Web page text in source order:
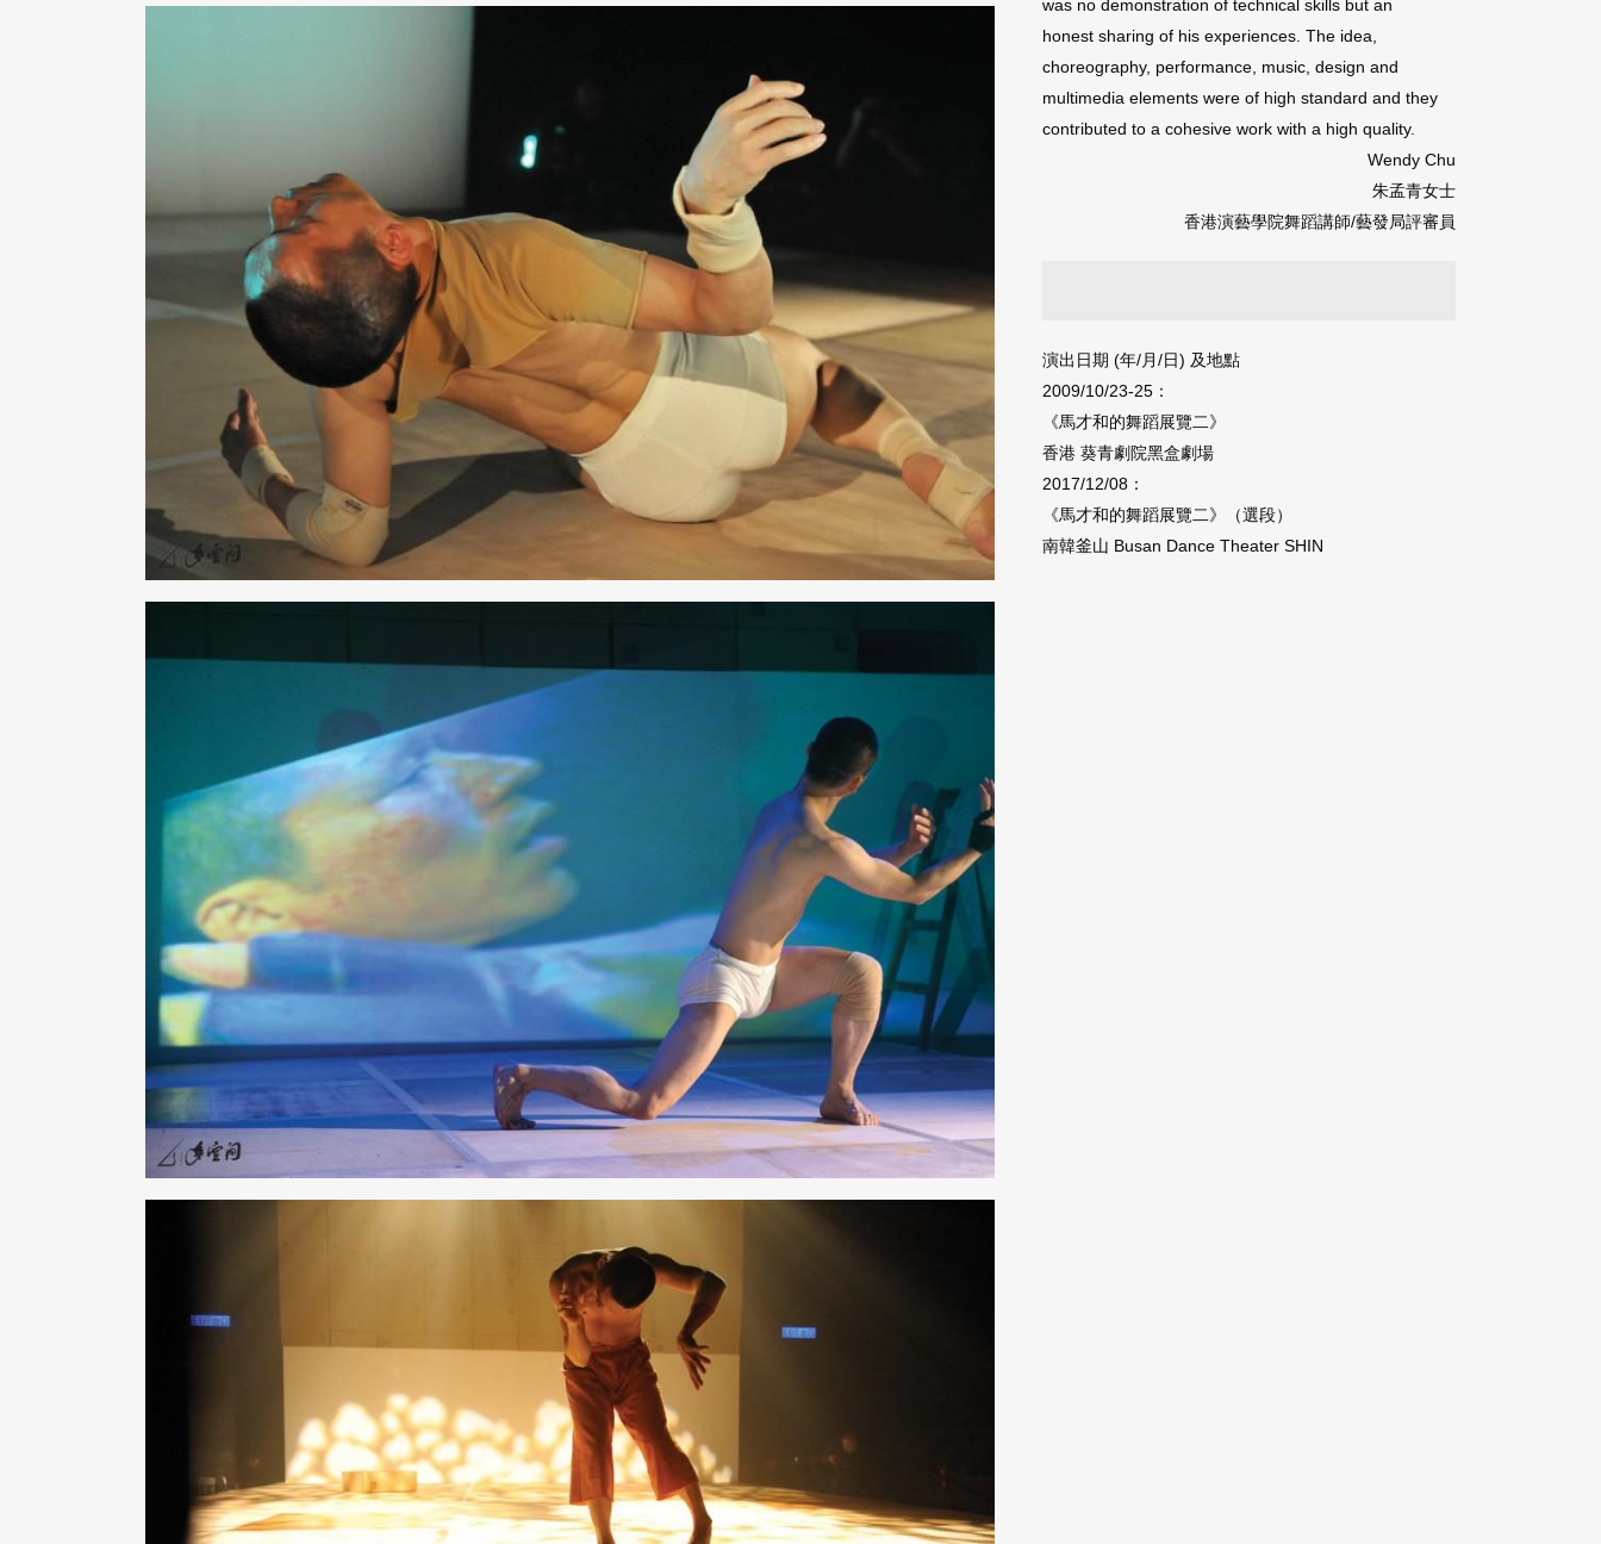
was no demonstration of technical skills but an
honest sharing of his experiences. The idea,
choreography, performance, music, design and
multimedia elements were of high standard and they
contributed to a cohesive work with a high quality.
Wendy Chu
朱孟青女士
香港演藝學院舞蹈講師/藝發局評審員
演出日期 ‭(‬年‭/‬月‭/‬日‭) ‬及地點
2009/10/23-25：
《馬才和的舞蹈展覽二》
香港 葵青劇院黑盒劇場
2017/12/08：
《馬才和的舞蹈展覽二》（選段）
南韓釜山 Busan Dance Theater SHIN